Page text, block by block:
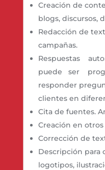
Creación de
blogs, discursos,
Redacción de
campañas.
Respuestas
puede ser
responder
clientes en
Cita de fuentes.
Creación en
Corrección de
Descripción para
logotipos,